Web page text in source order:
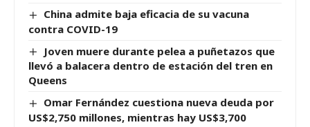
China admite baja eficacia de su vacuna
contra COVID-19
Joven muere durante pelea a puñetazos que
llevó a balacera dentro de estación del tren en
Queens
Omar Fernández cuestiona nueva deuda por
US$2,750 millones, mientras hay US$3,700